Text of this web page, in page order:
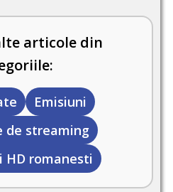
articole din
Emisiuni
de streaming
HD romanesti